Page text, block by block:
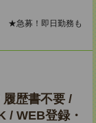
★急募！即日勤務も
歴書不要 /
/ WEB登録・